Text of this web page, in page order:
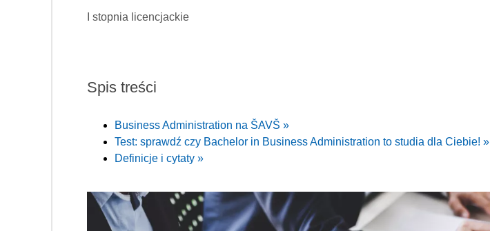
I stopnia licencjackie
Spis treści
Business Administration na ŠAVŠ »
Test: sprawdź czy Bachelor in Business Administration to studia dla Ciebie! »
Definicje i cytaty »